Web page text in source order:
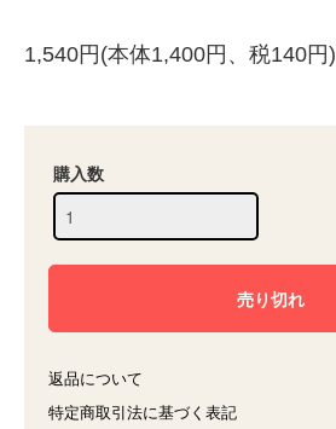
1,540円(本体1,400円、税140円)
購入数
返品について
特定商取引法に基づく表記